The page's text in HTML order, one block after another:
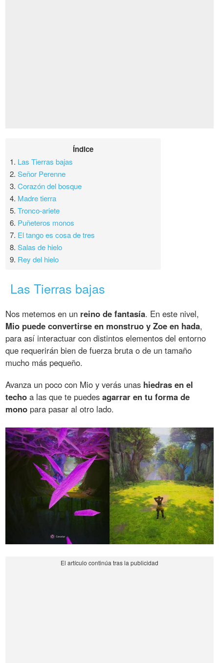
Índice
1. Las Tierras bajas
2.Señor Perenne
3.Corazón del bosque
4. Madre tierra
5.Tronco-ariete
6. Puñeteros monos
7. El tango es cosa de tres
8.Salas de hielo
9. Rey del hielo
Las Tierras bajas
Nos metemos en un reino de fantasía. En este nivel,
Mio puede convertirse en monstruo y Zoe en hada,
para así interactuar con distintos elementos del entorno
que requerirán bien de fuerza bruta o de un tamaño
mucho más pequeño.
Avanza un poco con Mio y verás unas hiedras en el
techo a las que te puedesagarrar en tu forma de
mono para pasar al otro lado.